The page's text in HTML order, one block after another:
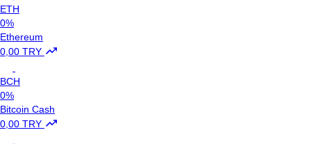
ETH
0%
Ethereum
0,00 TRY
BCH
0%
Bitcoin Cash
0,00 TRY